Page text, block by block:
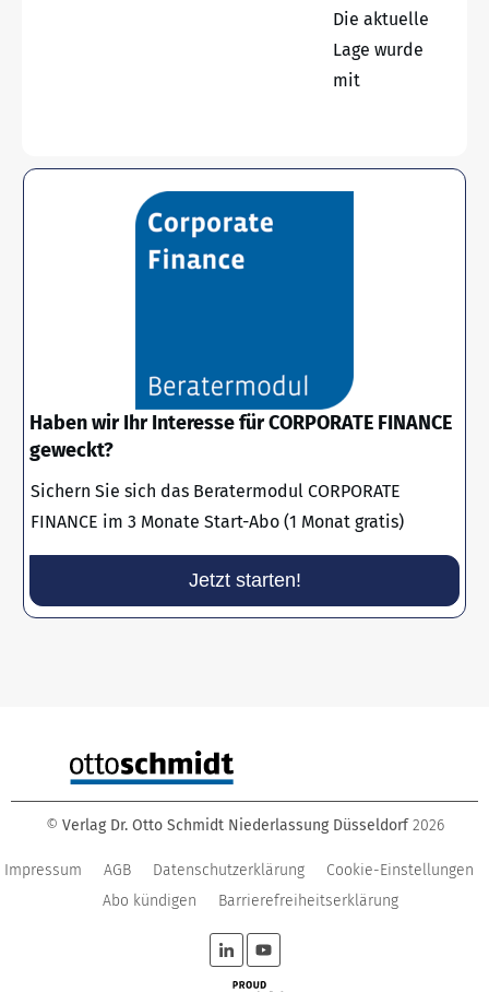
Die aktuelle
Lage wurde
mit
Haben wir Ihr Interesse für CORPORATE FINANCE
geweckt?
Sichern Sie sich das Beratermodul CORPORATE
FINANCE im 3 Monate Start-Abo (1 Monat gratis)
Jetzt starten!
© Verlag Dr. Otto Schmidt Niederlassung Düsseldorf 2026
Impressum AGB Datenschutzerklärung
Cookie-Einstellungen
Abo kündigen
Barrierefreiheitserklärung